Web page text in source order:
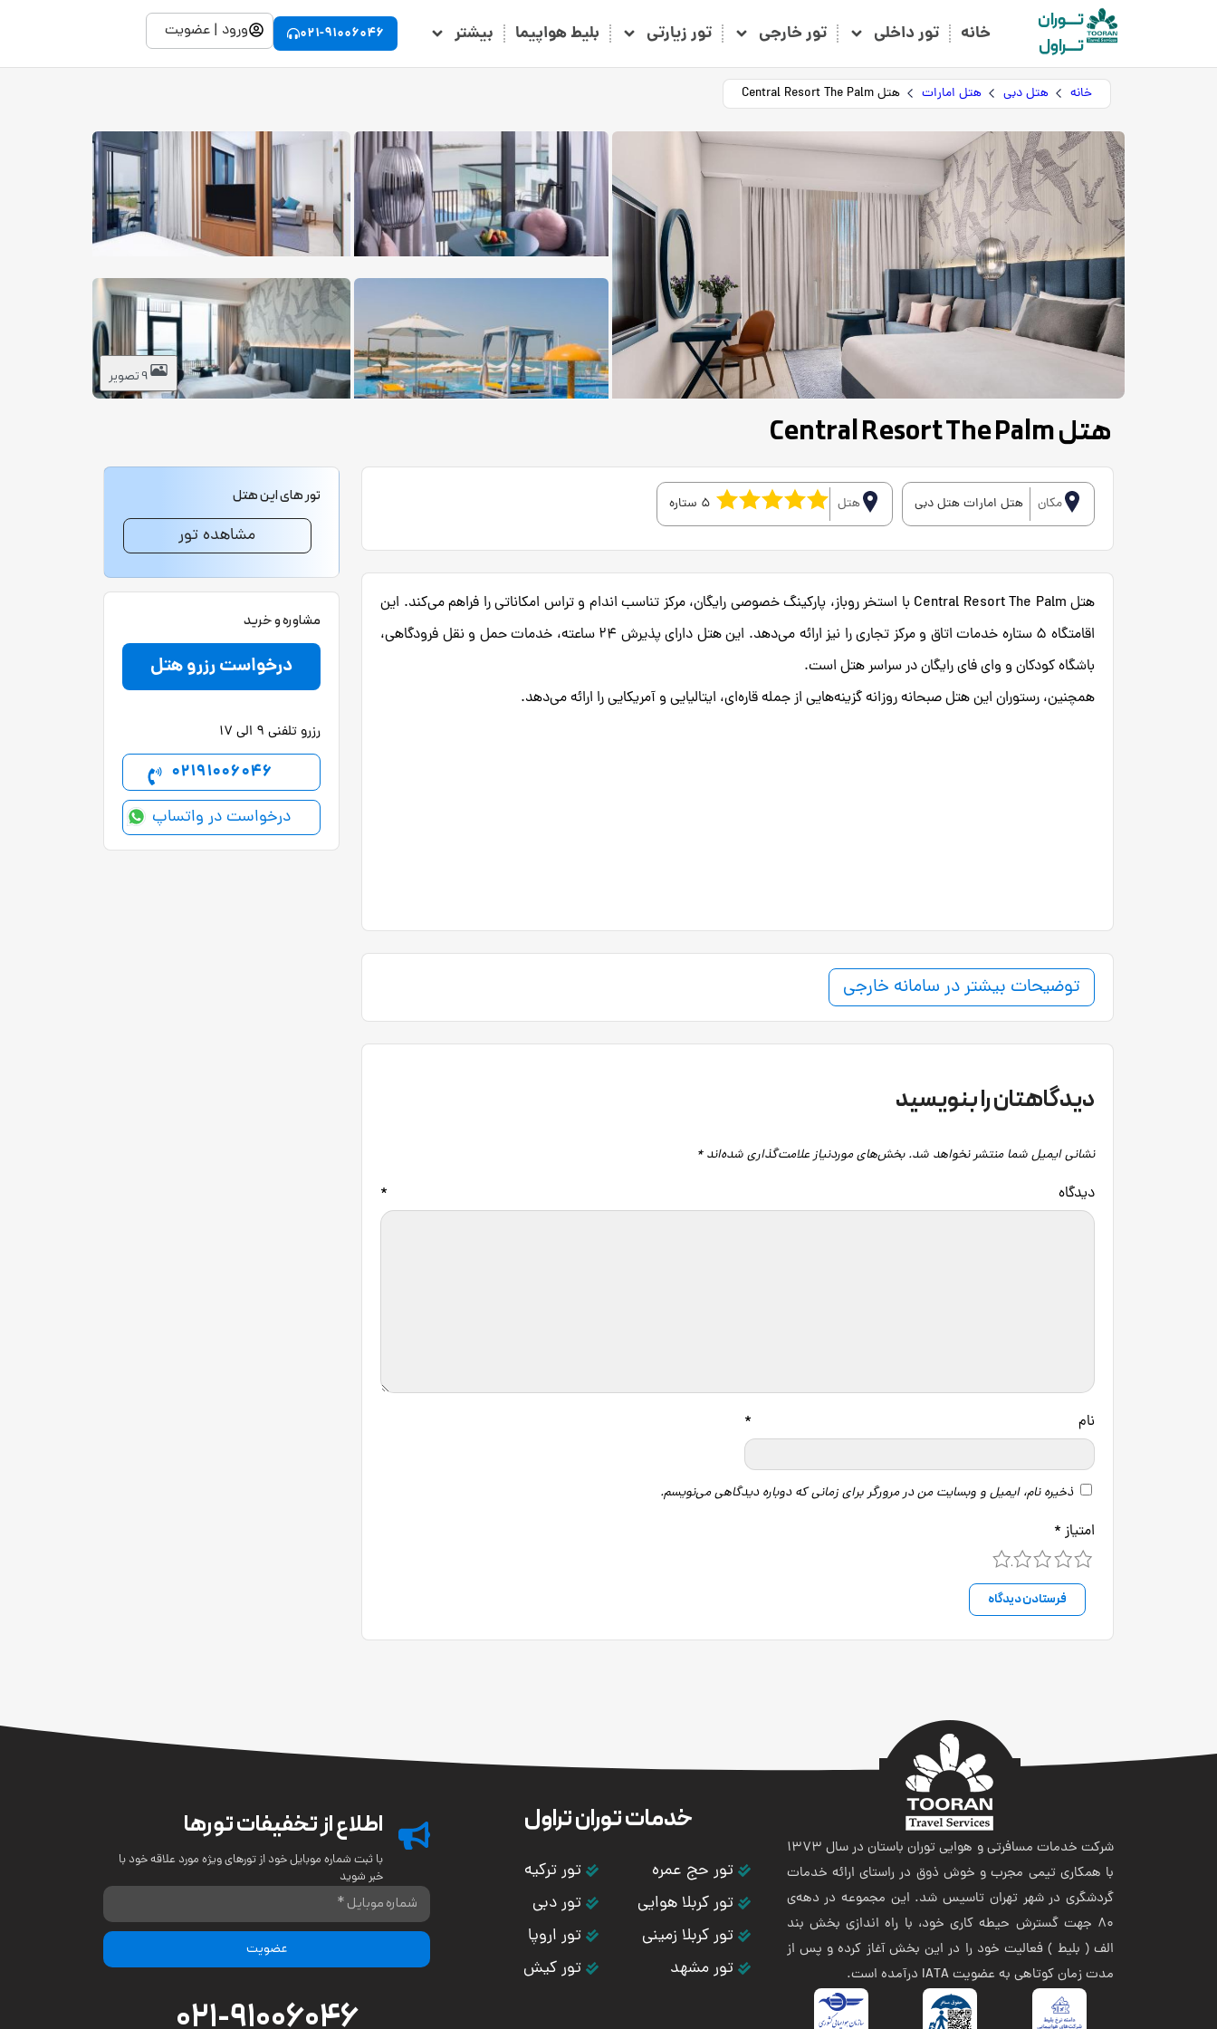
تـــوران
تـــراول
خانه تور داخلی تور خارجی تور زیارتی بلیط هواپیما بیشتر 021-91006046 ورود | عضویت
خانه هتل دبی هتل امارات هتل Central Resort The Palm
9 تصویر
هتل Central Resort The Palm
مکان هتل امارات هتل دبی هتل 5 ستاره
هتل Central Resort The Palm با استخر روباز، پارکینگ خصوصی رایگان، مرکز تناسب اندام و تراس امکاناتی را فراهم می‌کند. این
اقامتگاه 5 ستاره خدمات اتاق و مرکز تجاری را نیز ارائه می‌دهد. این هتل دارای پذیرش 24 ساعته، خدمات حمل و نقل فرودگاهی،
باشگاه کودکان و وای فای رایگان در سراسر هتل است.
همچنین، رستوران این هتل صبحانه روزانه گزینه‌هایی از جمله قاره‌ای، ایتالیایی و آمریکایی را ارائه می‌دهد.
توضیحات بیشتر در سامانه خارجی
دیدگاهتان را بنویسید
نشانی ایمیل شما منتشر نخواهد شد. بخش‌های موردنیاز علامت‌گذاری شده‌اند*
دیدگاه *
نام *
ذخیره نام، ایمیل و وبسایت من در مرورگر برای زمانی که دوباره دیدگاهی می‌نویسم.
امتیاز *
4 3 2 1
تور های این هتل
مشاهده تور
مشاوره و خرید
درخواست رزرو هتل
رزرو تلفنی 9 الی 17
02191006046
درخواست در واتساپ
شرکت خدمات مسافرتی و هوایی توران باستان در سال 1373
با همکاری تیمی مجرب و خوش ذوق در راستای ارائه خدمات
گردشگری در شهر تهران تاسیس شد. این مجموعه در دهه‌ی
80 جهت گسترش حیطه کاری خود، با راه اندازی بخش بند
الف ( بلیط ) فعالیت خود را در این بخش آغاز کرده و پس از
مدت زمان کوتاهی به عضویت IATA درآمده است.
خدمات توران تراول
تور حج عمره
تور کربلا هوایی
تور کربلا زمینی
تور مشهد
تور ترکیه
تور دبی
تور اروپا
تور کیش
اطلاع از تخفیفات تورها
با ثبت شماره موبایل خود از تورهای ویژه مورد علاقه خود با
خبر شوید
عضویت
021-91006046